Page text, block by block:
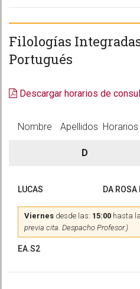
Filologías
Portugués
Descargar horarios de
Nombre Apellidos Horarios
D
LUCAS DA ROSA
Viernes desde las: 15:00 hasta
previa cita. Despacho Profesor.)
EA.S2